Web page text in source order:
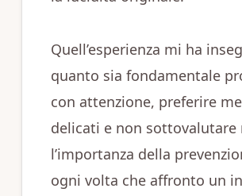
Quell’esperienza mi ha
quanto sia fondamentale
con attenzione, preferire
delicati e non sottovalutare
l’importanza della
ogni volta che affronto un